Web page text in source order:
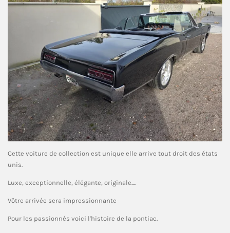
Cette voiture de collection est unique elle arrive tout droit des états
unis.
Luxe, exceptionnelle, élégante, originale....
Vôtre arrivée sera impressionnante
Pour les passionnés voici l'histoire de la pontiac.